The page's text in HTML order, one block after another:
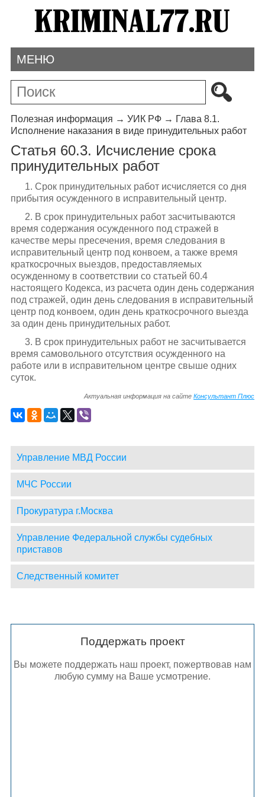
МЕНЮ
Полезная информация → УИК РФ→ Глава 8.1.
Исполнение наказания в виде принудительных работ
Статья 60.3. Исчисление срока
принудительных работ
1. Срок принудительных работ исчисляется со дня
прибытия осужденного в исправительный центр.
2. В срок принудительных работ засчитываются
время содержания осужденного под стражей в
качестве меры пресечения, время следования в
исправительный центр под конвоем, а также время
краткосрочных выездов, предоставляемых
осужденному в соответствии со статьей 60.4
настоящего Кодекса, из расчета один день содержания
под стражей, один день следования в исправительный
центр под конвоем, один день краткосрочного выезда
за один день принудительных работ.
3. В срок принудительных работ не засчитывается
время самовольного отсутствия осужденного на
работе или в исправительном центре свыше одних
суток.
Актуальная информация на сайтеКонсультант Плюс
Управление МВД России
МЧС России
Прокуратура г.Москва
Управление Федеральной службы судебных
приставов
Следственный комитет
Поддержать проект
Вы можете поддержать наш проект, пожертвовав нам
любую сумму на Ваше усмотрение.